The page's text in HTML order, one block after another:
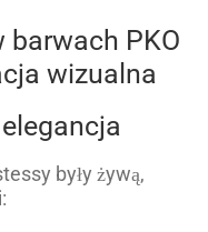
barwach PKO
wizualna
były żywą,